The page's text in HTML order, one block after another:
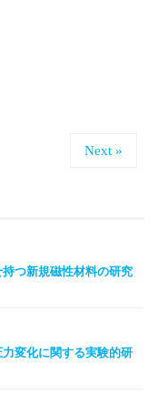
Next »
つ新規磁性材料の研究
変化に関する実験的研